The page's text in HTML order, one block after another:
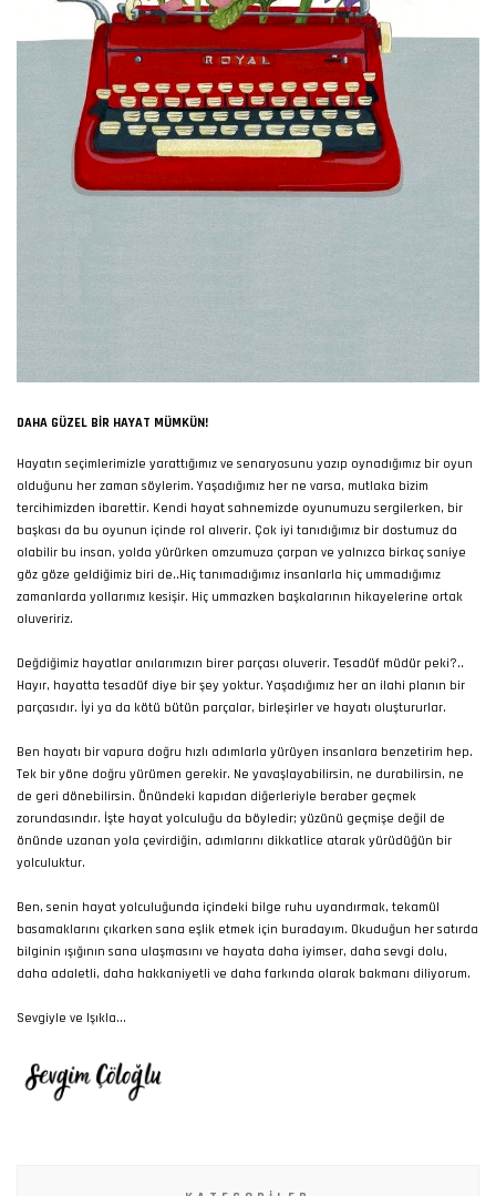
DAHA GÜZEL BIR HAYAT MÜMKÜN!
Hayatın seçimlerimizle yarattığımız ve senaryosunu yazıp oynadığımız bir oyun
olduğunu her zaman söylerim. Yaşadığımız her ne varsa, mutlaka bizim
tercihimizden ibarettir. Kendi hayat sahnemizde oyunumuzu sergilerken, bir
başkası da bu oyunun içinde rol alıverir. Çok iyi tanıdığımız bir dostumuz da
olabilir bu insan, yolda yürürken omzumuza çarpan ve yalnızca birkaç saniye
göz göze geldiğimiz biri de..Hiç tanımadığımız insanlarla hiç ummadığımız
zamanlarda yollarımız kesişir. Hiç ummazken başkalarının hikayelerine ortak
oluveririz.
Değdiğimiz hayatlar anılarımızın birer parçası oluverir. Tesadüf müdür peki?..
Hayır, hayatta tesadüf diye bir şey yoktur. Yaşadığımız her an ilahi planın bir
parçasıdır. İyi ya da kötü bütün parçalar, birleşirler ve hayatı oluştururlar.
Ben hayatı bir vapura doğru hızlı adımlarla yürüyen insanlara benzetirim hep.
Tek bir yöne doğru yürümen gerekir. Ne yavaşlayabilirsin, ne durabilirsin, ne
de geri dönebilirsin. Önündeki kapıdan diğerleriyle beraber geçmek
zorundasındır. İşte hayat yolculuğu da böyledir; yüzünü geçmişe değil de
önünde uzanan yola çevirdiğin, adımlarını dikkatlice atarak yürüdüğün bir
yolculuktur.
Ben, senin hayat yolculuğunda içindeki bilge ruhu uyandırmak, tekamül
basamaklarını çıkarken sana eşlik etmek için buradayım. Okuduğun her satırda
bilginin ışığının sana ulaşmasını ve hayata daha iyimser, daha sevgi dolu,
daha adaletli, daha hakkaniyetli ve daha farkında olarak bakmanı diliyorum.
Sevgiyle ve Işıkla...